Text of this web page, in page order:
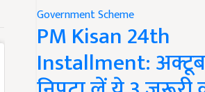
Government Scheme
PM Kisan 24th
Installment: